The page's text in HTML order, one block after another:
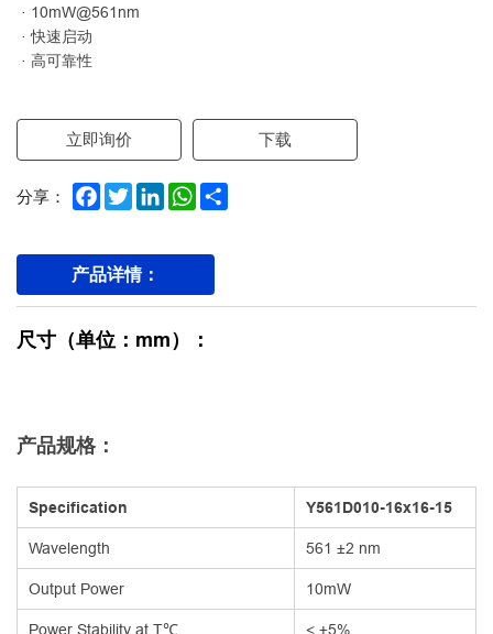
· 10mW@561nm
· 快速启动
· 高可靠性
立即询价 下载
分享： Facebook
TwitterLinkedInWhatsApp
产品详情：
尺寸（单位：mm）：
产品规格：
Specification
Y561D010-16x16-15
Wavelength
561 ±2 nm
Output Power
10mW
Power Stability at T℃
< ±5%